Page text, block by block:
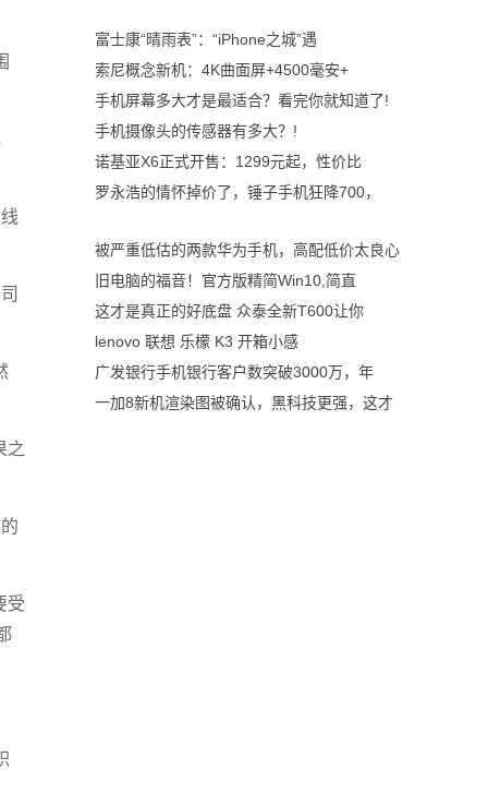
之
受
富士康“晴雨表”：“iPhone之城”遇
索尼概念新机：4K曲面屏+4500毫安+
手机屏幕多大才是最适合？看完你就知道了!
手机摄像头的传感器有多大？!
诺基亚X6正式开售：1299元起，性价比
罗永浩的情怀掉价了，锤子手机狂降700，
被严重低估的两款华为手机，高配低价太良心
旧电脑的福音！官方版精简Win10,简直
这才是真正的好底盘 众泰全新T600让你
lenovo 联想 乐檬 K3 开箱小感
广发银行手机银行客户数突破3000万，年
一加8新机渲染图被确认，黑科技更强，这才